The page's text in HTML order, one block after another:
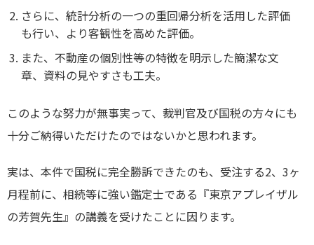
さらに、統計分析の一つの重回帰分析を活用した評価
も行い、より客観性を高めた評価。
また、不動産の個別性等の特徴を明示した簡潔な文
章、資料の見やすさも工夫。
このような努力が無事実って、裁判官及び国税の方々にも
十分ご納得いただけたのではないかと思われます。
実は、本件で国税に完全勝訴できたのも、受注する2、3ヶ
月程前に、相続等に強い鑑定士である『東京アプレイザル
の芳賀先生』の講義を受けたことに因ります。